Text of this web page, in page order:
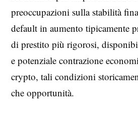
preoccupazioni sulla stabilità
default in aumento tipicamente
di prestito più rigorosi,
e potenziale contrazione
crypto, tali condizioni
che opportunità.